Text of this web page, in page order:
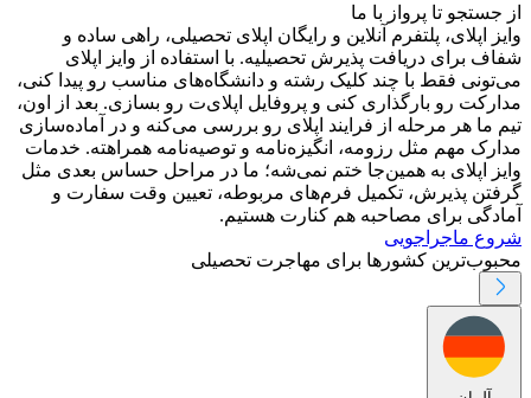
از جستجو تا پرواز با ما
وایز اپلای، پلتفرم آنلاین و رایگان اپلای تحصیلی، راهی ساده و
شفاف برای دریافت پذیرش تحصیلیه. با استفاده از وایز اپلای
می‌تونی فقط با چند کلیک رشته و دانشگاه‌های مناسب رو پیدا کنی،
مدارکت رو بارگذاری کنی و پروفایل اپلای‌ت رو بسازی. بعد از اون،
تیم ما هر مرحله از فرایند اپلای رو بررسی می‌کنه و در آماده‌سازی
مدارک مهم مثل رزومه، انگیزه‌نامه و توصیه‌نامه همراهته. خدمات
وایز اپلای به همین‌جا ختم نمی‌شه؛ ما در مراحل حساس بعدی مثل
گرفتن پذیرش، تکمیل فرم‌های مربوطه، تعیین وقت سفارت و
آمادگی برای مصاحبه هم کنارت هستیم.
شروع ماجراجویی
محبوب‌ترین کشورها برای مهاجرت تحصیلی